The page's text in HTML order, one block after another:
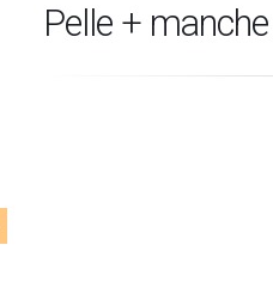
Pelle + manche